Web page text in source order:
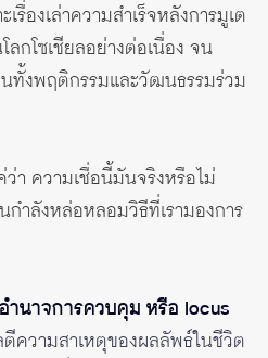
รื่องเล่าความสำเร็จหลังการมูเต
ลกโซเชียลอย่างต่อเนื่อง จน
นทั้งพฤติกรรมและวัฒนธรรมร่วม
า ความเชื่อนี้มันจริงหรือไม่
ำลังหล่อหลอมวิธีที่เรามองการ
ำนาจการควบคุม หรือ locus
ความสาเหตุของผลลัพธ์ในชีวิต